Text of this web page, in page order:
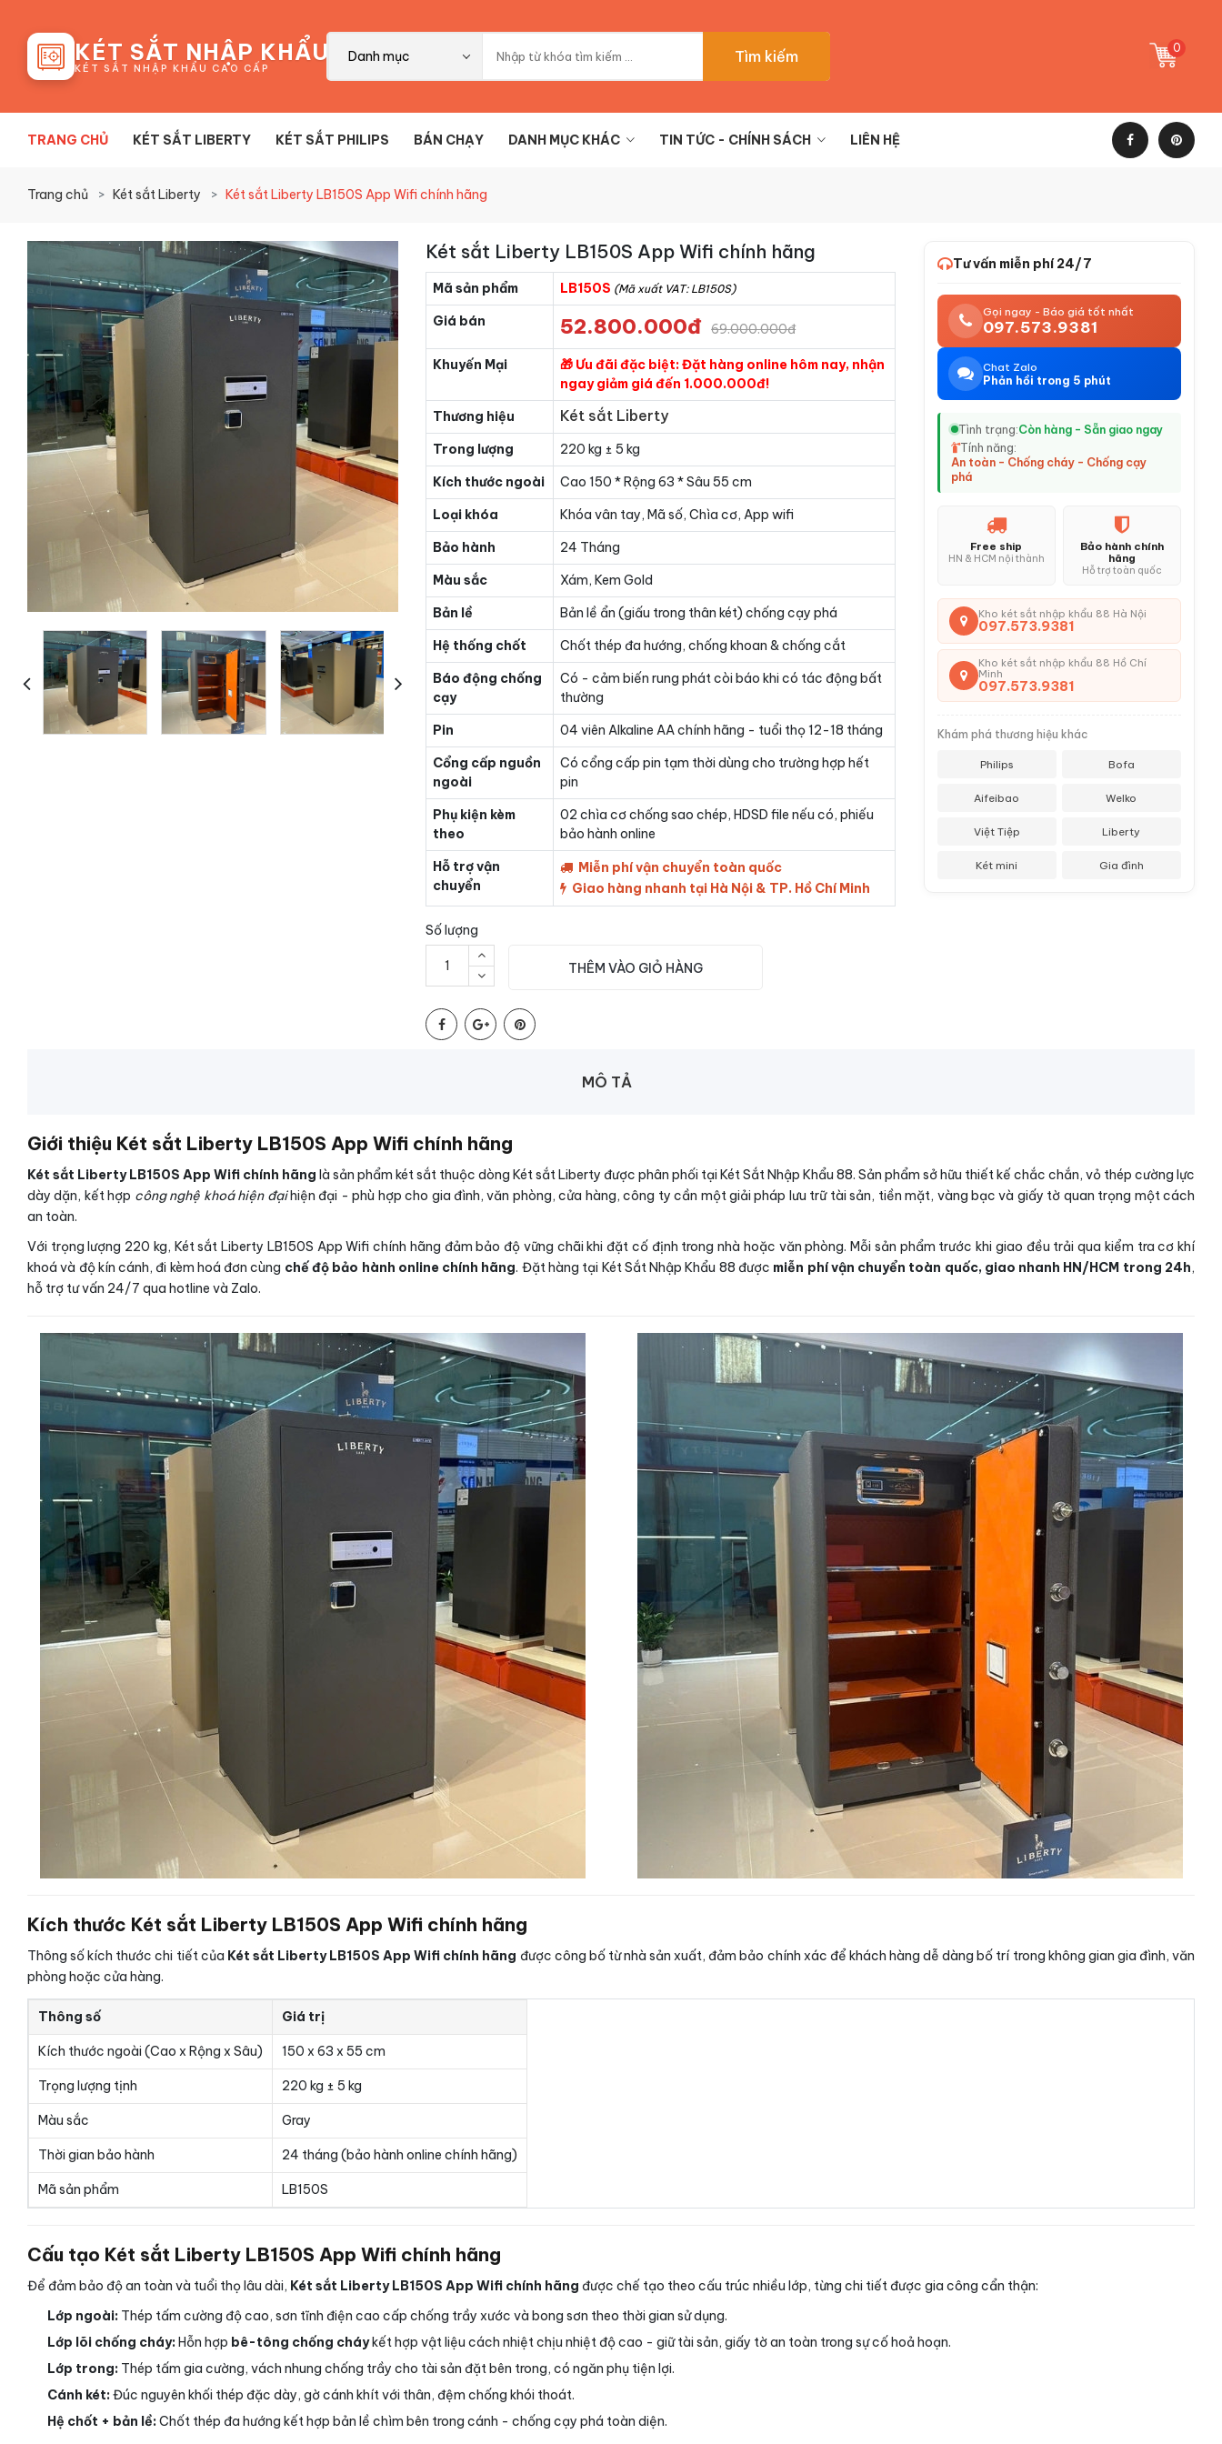
KÉT SẮT NHẬP KHẨU 88
KÉT SẮT NHẬP KHẨU CAO CẤP
0
Danh mục Tìm kiếm
TRANG CHỦ KÉT SẮT LIBERTY KÉT SẮT PHILIPS BÁN CHẠY DANH MỤC KHÁC TIN TỨC - CHÍNH SÁCH LIÊN HỆ
Trang chủ Két sắt Liberty Két sắt Liberty LB150S App Wifi chính hãng
Két sắt Liberty LB150S App Wifi chính hãng
Mã sản phẩm LB150S (Mã xuất VAT: LB150S)
Giá bán 52.800.000đ 69.000.000đ
Khuyến Mại
🎁 Ưu đãi đặc biệt: Đặt hàng online hôm nay, nhận
ngay giảm giá đến 1.000.000đ!
Thương hiệu
Két sắt Liberty
Trong lượng
220 kg ± 5 kg
Kích thước ngoài
Cao 150 * Rộng 63 * Sâu 55 cm
Loại khóa
Khóa vân tay, Mã số, Chìa cơ, App wifi
Bảo hành
24 Tháng
Màu sắc
Xám, Kem Gold
Bản lề
Bản lề ẩn (giấu trong thân két) chống cạy phá
Hệ thống chốt
Chốt thép đa hướng, chống khoan & chống cắt
Báo động chống
cạy
Có - cảm biến rung phát còi báo khi có tác động bất
thường
Pin
04 viên Alkaline AA chính hãng - tuổi thọ 12-18 tháng
Cổng cấp nguồn
ngoài
Có cổng cấp pin tạm thời dùng cho trường hợp hết
pin
Phụ kiện kèm
theo
02 chìa cơ chống sao chép, HDSD file nếu có, phiếu
bảo hành online
Hỗ trợ vận
chuyển
Miễn phí vận chuyển toàn quốc
Giao hàng nhanh tại Hà Nội & TP. Hồ Chí Minh
Số lượng
THÊM VÀO GIỎ HÀNG
Tư vấn miễn phí 24/7
Gọi ngay - Báo giá tốt nhất
097.573.9381
Chat Zalo
Phản hồi trong 5 phút
Tình trạng:Còn hàng - Sẵn giao ngay
Tính năng:
An toàn - Chống cháy - Chống cạy
phá
Free ship
HN & HCM nội thành
Bảo hành chính
hãng
Hỗ trợ toàn quốc
Kho két sắt nhập khẩu 88 Hà Nội
097.573.9381
Kho két sắt nhập khẩu 88 Hồ Chí
Minh
097.573.9381
Khám phá thương hiệu khác
Philips Bofa
Aifeibao Welko
Việt Tiệp Liberty
Két mini Gia đình
MÔ TẢ
Giới thiệu Két sắt Liberty LB150S App Wifi chính hãng
Két sắt Liberty LB150S App Wifi chính hãng là sản phẩm két sắt thuộc dòng Két sắt Liberty được phân phối tại Két Sắt Nhập Khẩu 88. Sản phẩm sở hữu thiết kế chắc chắn, vỏ thép cường lực
dày dặn, kết hợp công nghệ khoá hiện đạihiện đại - phù hợp cho gia đình, văn phòng, cửa hàng, công ty cần một giải pháp lưu trữ tài sản, tiền mặt, vàng bạc và giấy tờ quan trọng một cách
an toàn.
Với trọng lượng 220 kg, Két sắt Liberty LB150S App Wifi chính hãng đảm bảo độ vững chãi khi đặt cố định trong nhà hoặc văn phòng. Mỗi sản phẩm trước khi giao đều trải qua kiểm tra cơ khí
khoá và độ kín cánh, đi kèm hoá đơn cùng chế độ bảo hành online chính hãng. Đặt hàng tại Két Sắt Nhập Khẩu 88 được miễn phí vận chuyển toàn quốc, giao nhanh HN/HCM trong 24h,
hỗ trợ tư vấn 24/7 qua hotline và Zalo.
Kích thước Két sắt Liberty LB150S App Wifi chính hãng
Thông số kích thước chi tiết của Két sắt Liberty LB150S App Wifi chính hãng được công bố từ nhà sản xuất, đảm bảo chính xác để khách hàng dễ dàng bố trí trong không gian gia đình, văn
phòng hoặc cửa hàng.
Thông số Giá trị
Kích thước ngoài (Cao x Rộng x Sâu) 150 x 63 x 55 cm
Trọng lượng tịnh 220 kg ± 5 kg
Màu sắc Gray
Thời gian bảo hành 24 tháng (bảo hành online chính hãng)
Mã sản phẩm LB150S
Cấu tạo Két sắt Liberty LB150S App Wifi chính hãng
Để đảm bảo độ an toàn và tuổi thọ lâu dài, Két sắt Liberty LB150S App Wifi chính hãng được chế tạo theo cấu trúc nhiều lớp, từng chi tiết được gia công cẩn thận:
Lớp ngoài: Thép tấm cường độ cao, sơn tĩnh điện cao cấp chống trầy xước và bong sơn theo thời gian sử dụng.
Lớp lõi chống cháy: Hỗn hợp bê-tông chống cháykết hợp vật liệu cách nhiệt chịu nhiệt độ cao - giữ tài sản, giấy tờ an toàn trong sự cố hoả hoạn.
Lớp trong: Thép tấm gia cường, vách nhung chống trầy cho tài sản đặt bên trong, có ngăn phụ tiện lợi.
Cánh két: Đúc nguyên khối thép đặc dày, gờ cánh khít với thân, đệm chống khói thoát.
Hệ chốt + bản lề: Chốt thép đa hướng kết hợp bản lề chìm bên trong cánh - chống cạy phá toàn diện.